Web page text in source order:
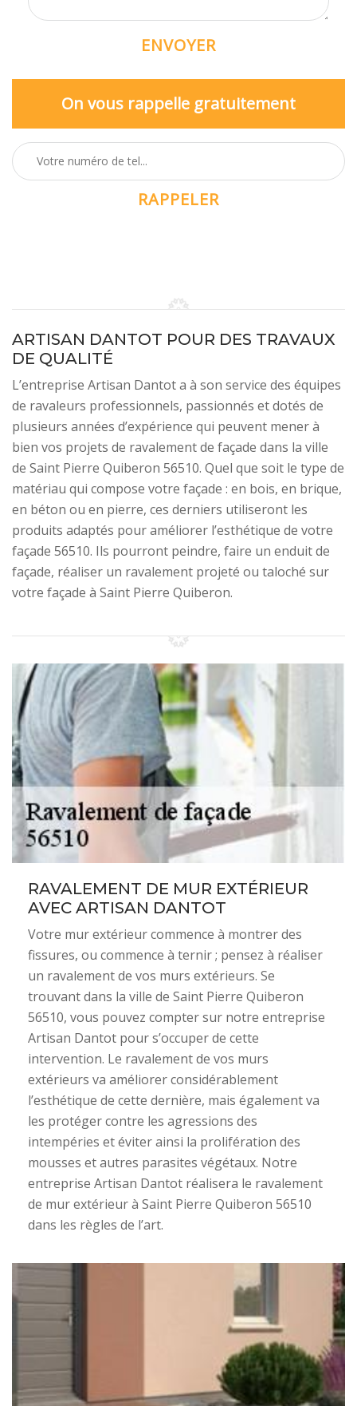
On vous rappelle gratuitement
ARTISAN DANTOT POUR DES TRAVAUX
DE QUALITÉ
L’entreprise Artisan Dantot a à son service des équipes
de ravaleurs professionnels, passionnés et dotés de
plusieurs années d’expérience qui peuvent mener à
bien vos projets de ravalement de façade dans la ville
de Saint Pierre Quiberon 56510. Quel que soit le type de
matériau qui compose votre façade : en bois, en brique,
en béton ou en pierre, ces derniers utiliseront les
produits adaptés pour améliorer l’esthétique de votre
façade 56510. Ils pourront peindre, faire un enduit de
façade, réaliser un ravalement projeté ou taloché sur
votre façade à Saint Pierre Quiberon.
RAVALEMENT DE MUR EXTÉRIEUR
AVEC ARTISAN DANTOT
Votre mur extérieur commence à montrer des
fissures, ou commence à ternir ; pensez à réaliser
un ravalement de vos murs extérieurs. Se
trouvant dans la ville de Saint Pierre Quiberon
56510, vous pouvez compter sur notre entreprise
Artisan Dantot pour s’occuper de cette
intervention. Le ravalement de vos murs
extérieurs va améliorer considérablement
l’esthétique de cette dernière, mais également va
les protéger contre les agressions des
intempéries et éviter ainsi la prolifération des
mousses et autres parasites végétaux. Notre
entreprise Artisan Dantot réalisera le ravalement
de mur extérieur à Saint Pierre Quiberon 56510
dans les règles de l’art.